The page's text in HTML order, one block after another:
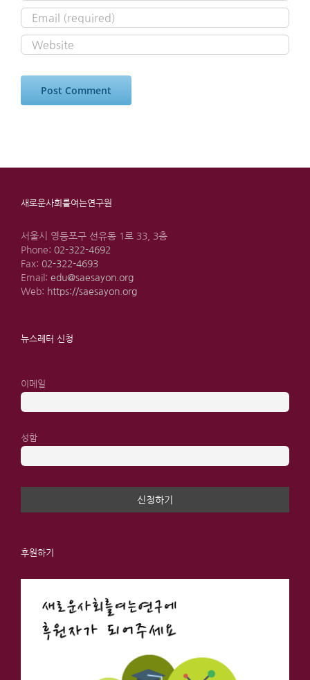
새로운사회를여는연구원
서울시 영등포구 선유동 1로 33, 3층
Phone: 02-322-4692
Fax: 02-322-4693
Email: edu@saesayon.org
Web: https://saesayon.org
뉴스레터 신청
이메일
성함
후원하기